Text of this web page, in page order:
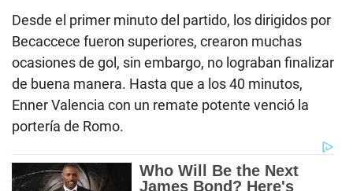
Desde el primer minuto del partido, los dirigidos por
Becaccece fueron superiores, crearon muchas
ocasiones de gol, sin embargo, no lograban finalizar
de buena manera. Hasta que a los 40 minutos,
Enner Valencia con un remate potente venció la
portería de Romo.